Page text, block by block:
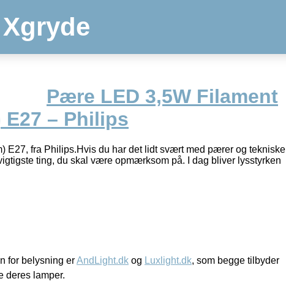
Xgryde
Pære LED 3,5W Filament
– Philips
E27, fra Philips.Hvis du har det lidt svært med pærer og tekniske
ting, du skal være opmærksom på. I dag bliver lysstyrken
for belysning erAndLight.dk og Luxlight.dk, som begge tilbyder
deres lamper.